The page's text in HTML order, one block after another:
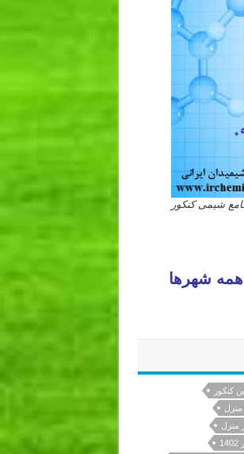
شیمی کنکور
شهرها
کنکور
منزل